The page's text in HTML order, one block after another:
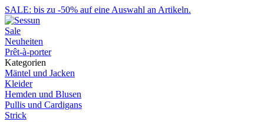
SALE: bis zu -50% auf eine Auswahl an Artikeln.
Sale
Neuheiten
Prêt-à-porter
Kategorien
Mäntel und Jacken
Kleider
Hemden und Blusen
Pullis und Cardigans
Strick